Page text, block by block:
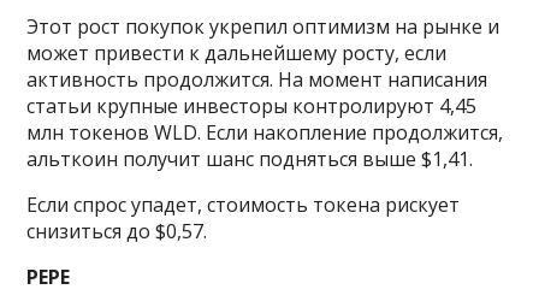
Этот рост покупок укрепил оптимизм на рынке и
может привести к дальнейшему росту, если
активность продолжится. На момент написания
статьи крупные инвесторы контролируют 4,45
млн токенов WLD. Если накопление продолжится,
альткоин получит шанс подняться выше $1,41.
Если спрос упадет, стоимость токена рискует
снизиться до $0,57.
PEPE